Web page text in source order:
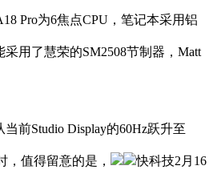
Pro为6焦点CPU，笔记本采用铝
用了慧荣的SM2508节制器，Matt
前Studio Display的60Hz跃升至
，值得留意的是， 快科技2月16